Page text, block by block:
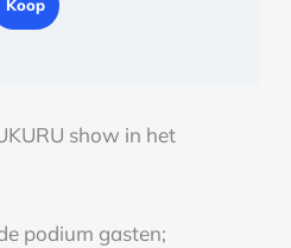
Koop
show in het
podium gasten;